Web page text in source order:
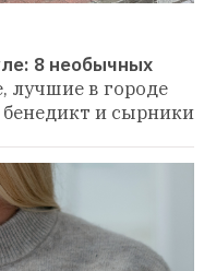
8 необычных
лучшие в городе
и сырники